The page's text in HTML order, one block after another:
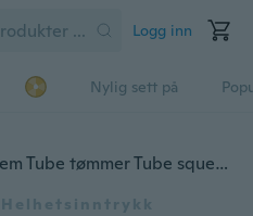
Logg inn
Nylig sett på
2x for tannkrem Skokrem Hjem Tube tømmer Tube squeezer Tube reel Tube press Tool Tubenquetscher Tubenaufroller
Helhetsinntrykk